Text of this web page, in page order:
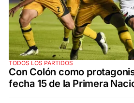
TODOS LOS PARTIDOS
Con Colón como
fecha 15 de la Primera